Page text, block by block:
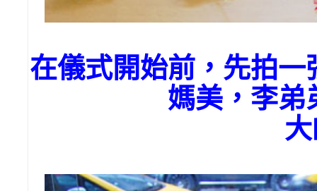
在儀式開始前，先拍
媽美，李弟